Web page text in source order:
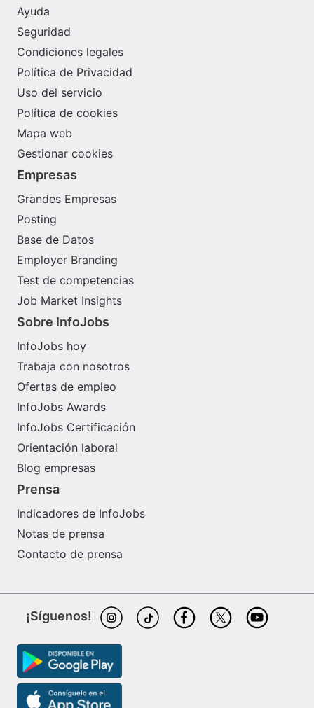
Ayuda
Seguridad
Condiciones legales
Política de Privacidad
Uso del servicio
Política de cookies
Mapa web
Gestionar cookies
Empresas
Grandes Empresas
Posting
Base de Datos
Employer Branding
Test de competencias
Job Market Insights
Sobre InfoJobs
InfoJobs hoy
Trabaja con nosotros
Ofertas de empleo
InfoJobs Awards
InfoJobs Certificación
Orientación laboral
Blog empresas
Prensa
Indicadores de InfoJobs
Notas de prensa
Contacto de prensa
¡Síguenos!